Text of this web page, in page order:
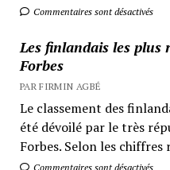
Commentaires sont désactivés
Les finlandais les plus
Forbes
PAR FIRMIN AGBÉ
Le classement des
été dévoilé par le très
Forbes. Selon les chiffres
Commentaires sont désactivés